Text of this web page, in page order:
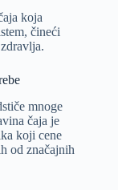
koja
čineći
mnoge
čaja je
koji cene
od značajnih